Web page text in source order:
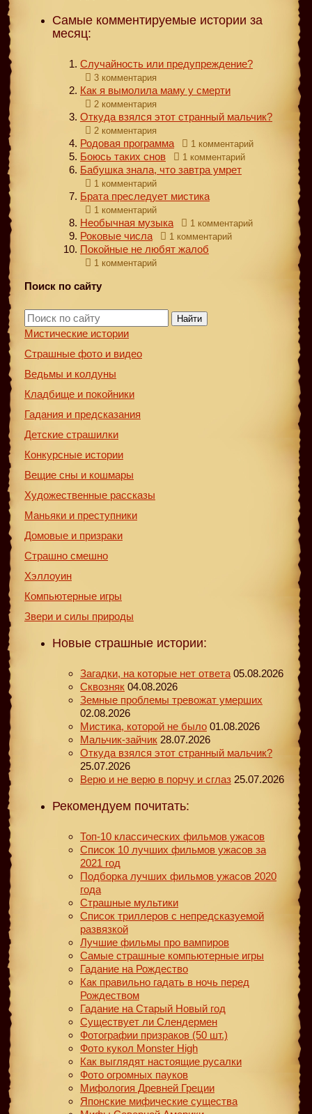
Самые комментируемые истории за
месяц:
Случайность или предупреждение?
3 комментария
Как я вымолила маму у смерти
2 комментария
Откуда взялся этот странный мальчик?
2 комментария
Родовая программа 1 комментарий
Боюсь таких снов 1 комментарий
Бабушка знала, что завтра умрет
1 комментарий
Брата преследует мистика
1 комментарий
Необычная музыка 1 комментарий
Роковые числа 1 комментарий
Покойные не любят жалоб
1 комментарий
Поиск по сайту
Найти
Мистические истории
Страшные фото и видео
Ведьмы и колдуны
Кладбище и покойники
Гадания и предсказания
Детские страшилки
Конкурсные истории
Вещие сны и кошмары
Художественные рассказы
Маньяки и преступники
Домовые и призраки
Страшно смешно
Хэллоуин
Компьютерные игры
Звери и силы природы
Новые страшные истории:
Загадки, на которые нет ответа 05.08.2026
Сквозняк 04.08.2026
Земные проблемы тревожат умерших
02.08.2026
Мистика, которой не было 01.08.2026
Мальчик-зайчик 28.07.2026
Откуда взялся этот странный мальчик?
25.07.2026
Верю и не верю в порчу и сглаз 25.07.2026
Рекомендуем почитать:
Топ-10 классических фильмов ужасов
Список 10 лучших фильмов ужасов за
2021 год
Подборка лучших фильмов ужасов 2020
года
Страшные мультики
Список триллеров с непредсказуемой
развязкой
Лучшие фильмы про вампиров
Самые страшные компьютерные игры
Гадание на Рождество
Как правильно гадать в ночь перед
Рождеством
Гадание на Старый Новый год
Существует ли Слендермен
Фотографии призраков (50 шт.)
Фото кукол Monster High
Как выглядят настоящие русалки
Фото огромных пауков
Мифология Древней Греции
Японские мифические существа